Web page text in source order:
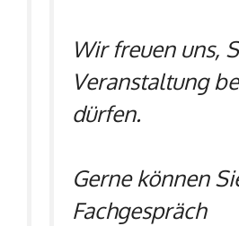
Wir freuen uns,
Veranstaltung
dürfen.
Gerne können
Fachgespräch